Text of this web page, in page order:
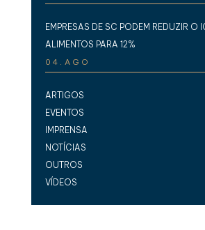
EMPRESAS DE SC PODEM REDUZIR O
ALIMENTOS PARA 12%
04.AGO
ARTIGOS
EVENTOS
IMPRENSA
NOTÍCIAS
OUTROS
VÍDEOS